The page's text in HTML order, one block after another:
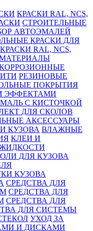
КРАСКИ RAL, NCS,
СТРОИТЕЛЬНЫЕ
АВТОЭМАЛЕЙ
КРАСКИ ДЛЯ
RAL, NCS,
РЕЗИНОВЫЕ
ПОКРЫТИЯ
ЭФФЕКТАМИ
С КИСТОЧКОЙ
ДЛЯ СКОЛОВ
АКСЕССУАРЫ
КУЗОВА ВЛАЖНЫЕ
КЛЕИ И
ДЛЯ КУЗОВА
КУЗОВА
СРЕДСТВА ДЛЯ
СРЕДСТВА ДЛЯ
СРЕДСТВА ДЛЯ
ДЛЯ СИСТЕМЫ
УХОД ЗА
И ДИСКАМИ